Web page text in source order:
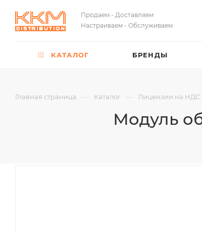
Продаем - Доставляем
Настраиваем - Обслуживаем
КАТАЛОГ БРЕНДЫ
Главная страница — Каталог — Лицензии на НДС
Модуль